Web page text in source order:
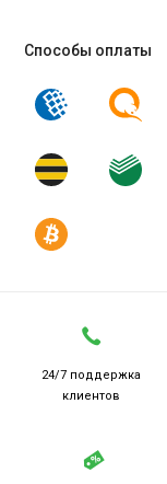
Способы оплаты
24/7 поддержка
клиентов